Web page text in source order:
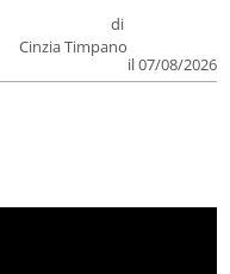
di
Cinzia Timpano
il 07/08/2026